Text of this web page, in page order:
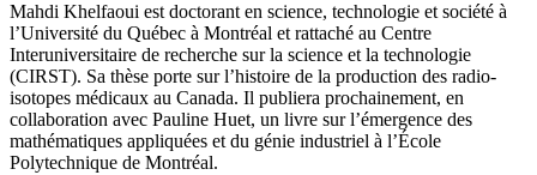
Mahdi Khelfaoui est doctorant en science, technologie et société à
l’Université du Québec à Montréal et rattaché au Centre
Interuniversitaire de recherche sur la science et la technologie
(CIRST). Sa thèse porte sur l’histoire de la production des radio-
isotopes médicaux au Canada. Il publiera prochainement, en
collaboration avec Pauline Huet, un livre sur l’émergence des
mathématiques appliquées et du génie industriel à l’École
Polytechnique de Montréal.